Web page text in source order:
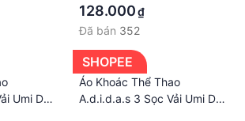
Dáng Unisex Siêu Hot.
128.000₫
Đã bán 352
Umi Dày
SHOPEE
Áo Khoác Thể Thao
A.d.i.d.a.s 3 Sọc Vải Umi Dày